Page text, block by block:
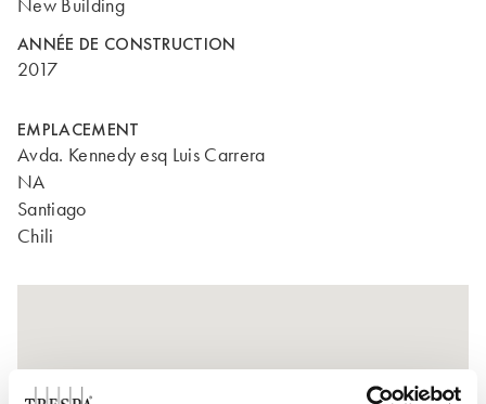
New Building
ANNÉE DE CONSTRUCTION
2017
EMPLACEMENT
Avda. Kennedy esq Luis Carrera
NA
Santiago
Chili